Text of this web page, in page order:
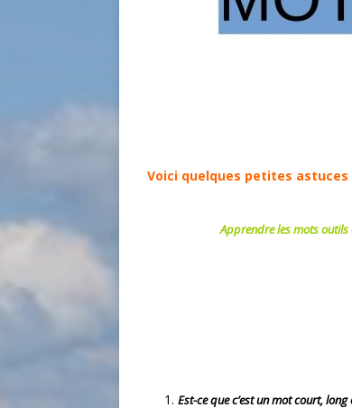
Voici quelques petites
Apprendre les mots outils
Est-ce que c’est un mot court,